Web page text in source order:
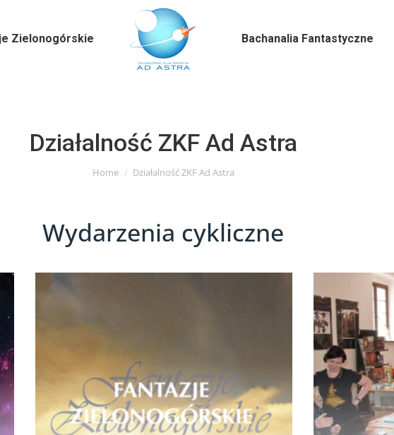
Zielonogórskie Bachanalia Fantastyczne
Działalność ZKF Ad Astra
You are here:
Home Działalność ZKF Ad Astra
Wydarzenia cykliczne